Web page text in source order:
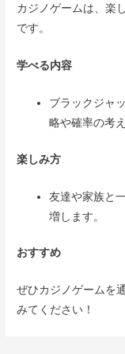
カジノゲームは、楽
です。
学べる内容
ブラックジャ
略や確率の考
楽しみ方
友達や家族と
増します。
おすすめ
ぜひカジノゲームを
みてください！